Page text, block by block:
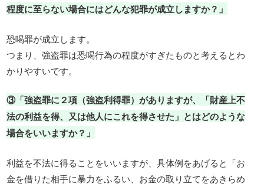
程度に至らない場合にはどんな犯罪が成立しますか？」
恐喝罪が成立します。
つまり、強盗罪は恐喝行為の程度がすぎたものと考えるとわ
かりやすいです。
③「強盗罪に２項（強盗利得罪）がありますが、「財産上不
法の利益を得、又は他人にこれを得させた」とはどのような
場合をいいますか？」
利益を不法に得ることをいいますが、具体例をあげると「お
金を借りた相手に暴力をふるい、お金の取り立てをあきらめ